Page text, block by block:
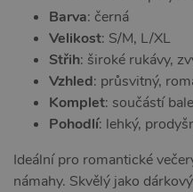
Barva: černá
Velikost: S/M, L/XL
Střih: široké rukávy,
Vzhled: průsvitný,
Komplet: součástí
Pohodlí: lehký,
Ideální pro romantické
námahy. Skvělý jako